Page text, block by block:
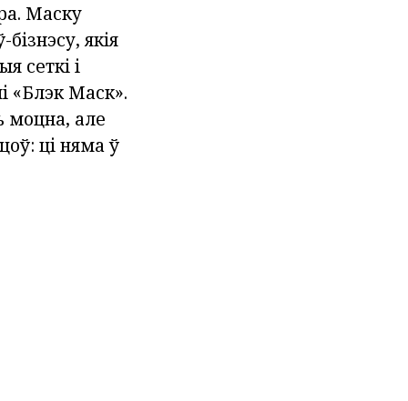
Маску
якія
сеткі і
«Блэк Маск».
моцна, але
ці няма ў